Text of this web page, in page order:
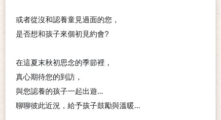
或者從沒和認養童見過面的您，
是否想和孩子來個初見約會?
在這夏末秋初思念的季節裡，
真心期待您的到訪，
與您認養的孩子一起出遊...
聊聊彼此近況，給予孩子鼓勵與溫暖...